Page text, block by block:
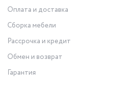
Оплата и доставка
Сборка мебели
Рассрочка и кредит
Обмен и возврат
Гарантия